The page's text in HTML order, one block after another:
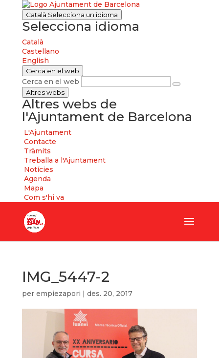
Català Selecciona un idioma
Selecciona idioma
Català
Castellano
English
Cerca en el web
Cerca en el web
Altres webs
Altres webs de
l'Ajuntament de Barcelona
L'Ajuntament
Contacte
Tràmits
Treballa a l'Ajuntament
Notícies
Agenda
Mapa
Com s'hi va
IMG_5447-2
per empiezapori | des. 20, 2017